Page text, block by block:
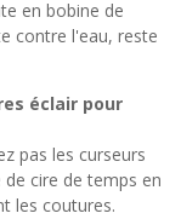
en bobine de
contre l'eau, reste
éclair pour
pas les curseurs
cire de temps en
les coutures.